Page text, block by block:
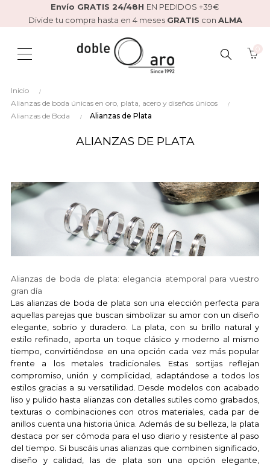
Envío GRATIS 24/48H EN PEDIDOS +39€
Divide tu compra hasta en 4 meses GRATIS con ALMA
BUSCAR
Inicio
Alianzas de boda únicas en oro, plata, acero y diseños únicos
Alianzas de Boda
Alianzas de Plata
ALIANZAS DE PLATA
Alianzas de boda de plata: elegancia atemporal para vuestro
gran día
Las alianzas de boda de plata son una elección perfecta para
aquellas parejas que buscan simbolizar su amor con un diseño
elegante, sobrio y duradero. La plata, con su brillo natural y
estilo refinado, aporta un toque clásico y moderno al mismo
tiempo, convirtiéndose en una opción cada vez más popular
frente a los metales tradicionales. Estas sortijas reflejan
compromiso, unión y complicidad, adaptándose a todos los
estilos gracias a su versatilidad. Desde modelos con acabado
liso y pulido hasta alianzas con detalles sutiles como grabados,
texturas o combinaciones con otros materiales, cada par de
anillos cuenta una historia única. Además de su belleza, la plata
destaca por ser cómoda para el uso diario y resistente al paso
del tiempo. Si buscáis unas alianzas que combinen significado,
diseño y calidad, las de plata son una opción elegante,